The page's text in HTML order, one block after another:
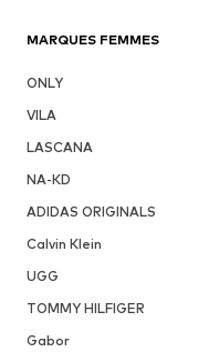
MARQUES FEMMES
ONLY
VILA
LASCANA
NA-KD
ADIDAS ORIGINALS
Calvin Klein
UGG
TOMMY HILFIGER
Gabor